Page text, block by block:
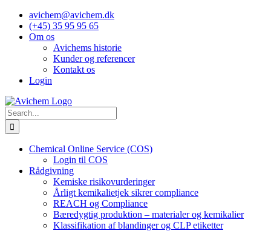
Skip
content
avichem@avichem.dk
(+45) 35 95 95 65
Om os
Avichems historie
Kunder og referencer
Kontakt os
Login
Search
for:
Chemical Online Service (COS)
Login til COS
Rådgivning
Kemiske risikovurderinger
Årligt kemikalietjek sikrer compliance
REACH og Compliance
Bæredygtig produktion – materialer og kemikalier
Klassifikation af blandinger og CLP etiketter